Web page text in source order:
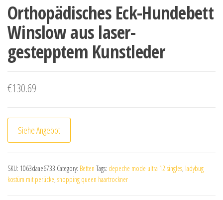
Orthopädisches Eck-Hundebett
Winslow aus laser-
gestepptem Kunstleder
€130.69
Siehe Angebot
SKU: 1063daae6733 Category: Betten Tags: depeche mode ultra 12 singles, ladybug
kostüm mit perücke, shopping queen haartrockner